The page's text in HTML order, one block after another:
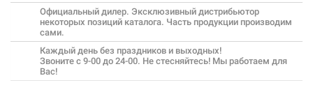
Официальный дилер. Эксклюзивный дистрибьютор
некоторых позиций каталога. Часть продукции производим
сами.
Каждый день без праздников и выходных!
Звоните с 9-00 до 24-00. Не стесняйтесь! Мы работаем для
Вас!